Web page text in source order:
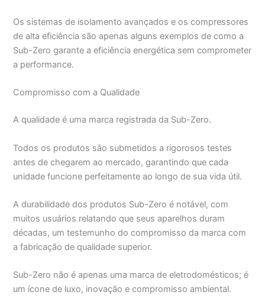
Os sistemas de isolamento avançados e os compressores
de alta eficiência são apenas alguns exemplos de como a
Sub-Zero garante a eficiência energética sem comprometer
a performance.
Compromisso com a Qualidade
A qualidade é uma marca registrada da Sub-Zero.
Todos os produtos são submetidos a rigorosos testes
antes de chegarem ao mercado, garantindo que cada
unidade funcione perfeitamente ao longo de sua vida útil.
A durabilidade dos produtos Sub-Zero é notável, com
muitos usuários relatando que seus aparelhos duram
décadas, um testemunho do compromisso da marca com
a fabricação de qualidade superior.
Sub-Zero não é apenas uma marca de eletrodomésticos; é
um ícone de luxo, inovação e compromisso ambiental.